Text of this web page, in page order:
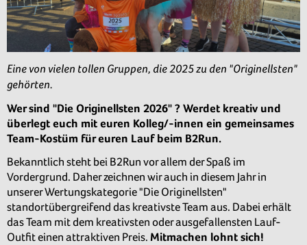
Eine von vielen tollen Gruppen, die 2025 zu den "Originellsten"
gehörten.
Wer sind "Die Originellsten 2026" ? Werdet kreativ und
überlegt euch mit euren Kolleg/-innen ein gemeinsames
Team-Kostüm für euren Lauf beim B2Run.
Bekanntlich steht bei B2Run vor allem der Spaß im
Vordergrund. Daher zeichnen wir auch in diesem Jahr in
unserer Wertungskategorie "Die Originellsten"
standortübergreifend das kreativste Team aus. Dabei erhält
das Team mit dem kreativsten oder ausgefallensten Lauf-
Outfit einen attraktiven Preis. Mitmachen lohnt sich!